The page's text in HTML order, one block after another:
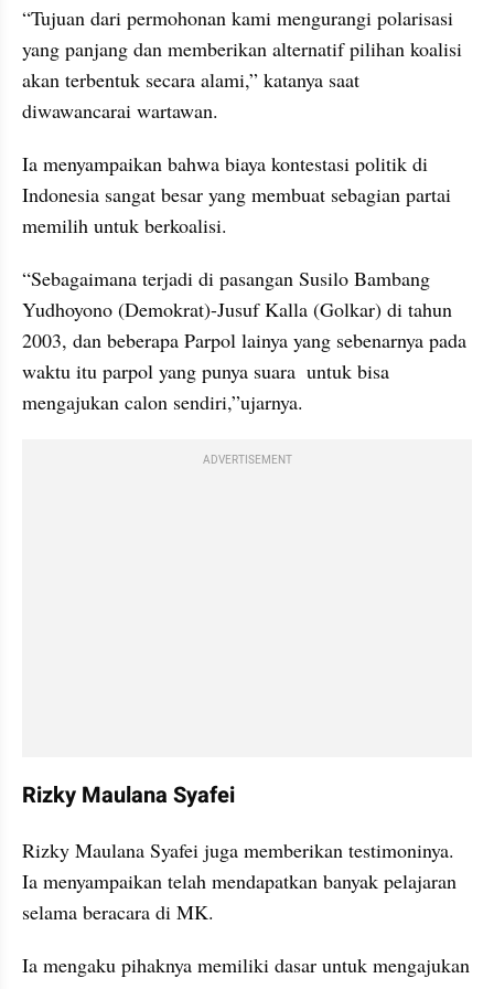
“Tujuan dari permohonan kami mengurangi polarisasi
yang panjang dan memberikan alternatif pilihan koalisi
akan terbentuk secara alami,” katanya saat
diwawancarai wartawan.
Ia menyampaikan bahwa biaya kontestasi politik di
Indonesia sangat besar yang membuat sebagian partai
memilih untuk berkoalisi.
“Sebagaimana terjadi di pasangan Susilo Bambang
Yudhoyono (Demokrat)-Jusuf Kalla (Golkar) di tahun
2003, dan beberapa Parpol lainya yang sebenarnya pada
waktu itu parpol yang punya suara  untuk bisa
mengajukan calon sendiri,”ujarnya.
ADVERTISEMENT
Rizky Maulana Syafei
Rizky Maulana Syafei juga memberikan testimoninya.
Ia menyampaikan telah mendapatkan banyak pelajaran
selama beracara di MK.
Ia mengaku pihaknya memiliki dasar untuk mengajukan